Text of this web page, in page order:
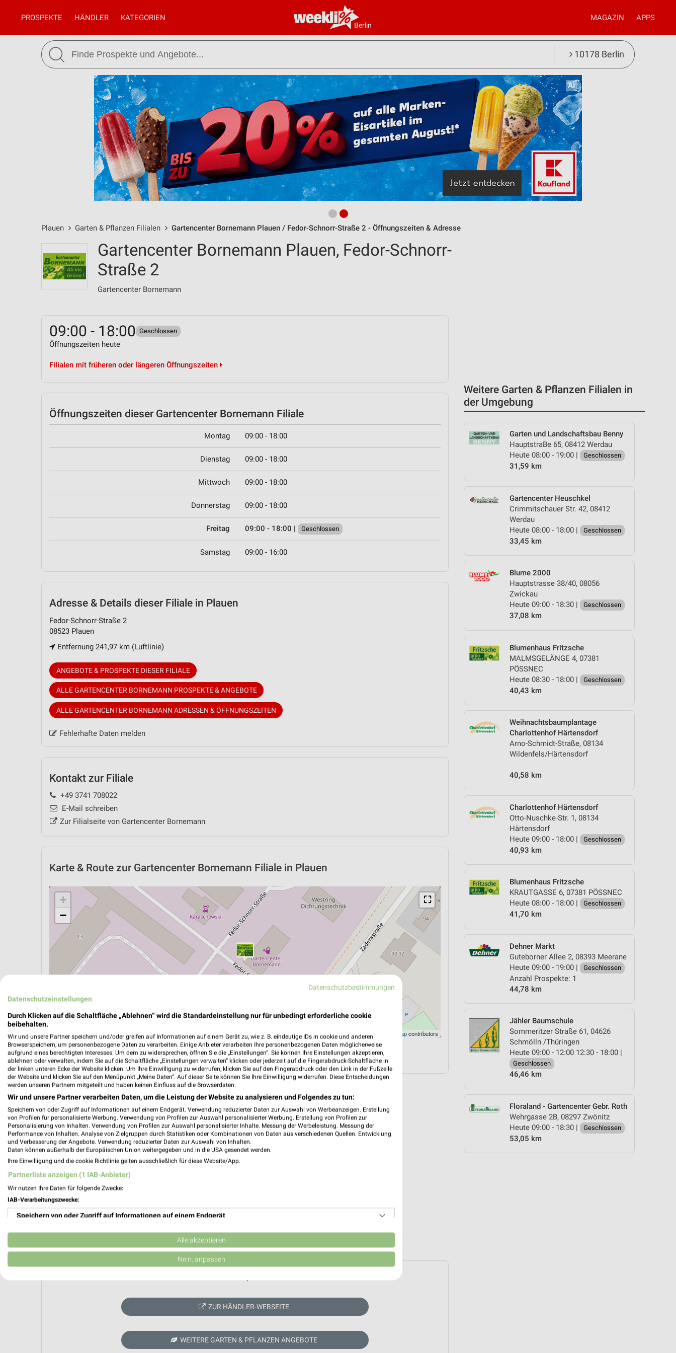
Berlin
PROSPEKTE HÄNDLER KATEGORIEN MAGAZIN APPS
10178 Berlin
Plauen Garten & Pflanzen Filialen Gartencenter Bornemann Plauen / Fedor-Schnorr-Straße 2 - Öffnungszeiten & Adresse
Weitere Garten & Pflanzen Filialen in
der Umgebung
Garten und Landschaftsbau Benny
HauptstraBe 65, 08412 Werdau
Heute 08:00 - 19:00 |
Geschlossen
31,59 km
Gartencenter Heuschkel
Crimmitschauer Str. 42, 08412
Werdau
Heute 08:00 - 18:00 |
Geschlossen
33,45 km
Blume 2000
Hauptstrasse 38/40, 08056
Zwickau
Heute 09:00 - 18:30 |
Geschlossen
37,08 km
Blumenhaus Fritzsche
MALMSGELÄNGE 4, 07381
PÖSSNEC
Heute 08:30 - 18:00 |
Geschlossen
40,43 km
Weihnachtsbaumplantage
Charlottenhof Härtensdorf
Arno-Schmidt-Straße, 08134
Wildenfels/Härtensdorf
40,58 km
Charlottenhof Härtensdorf
Otto-Nuschke-Str. 1, 08134
Härtensdorf
Heute 09:00 - 18:00 |
Geschlossen
40,93 km
Blumenhaus Fritzsche
KRAUTGASSE 6, 07381 PÖSSNEC
Heute 08:00 - 18:00 |
Geschlossen
41,70 km
Dehner Markt
Guteborner Allee 2, 08393 Meerane
Heute 09:00 - 19:00 |
Geschlossen
Anzahl Prospekte: 1
44,78 km
Jähler Baumschule
Sommeritzer Straße 61, 04626
Schmölln /Thüringen
Heute 09:00 - 12:00 12:30 - 18:00 |
Geschlossen
46,46 km
Floraland - Gartencenter Gebr. Roth
Wehrgasse 2B, 08297 Zwönitz
Heute 09:00 - 18:30 |
Geschlossen
53,05 km
Gartencenter Bornemann Plauen, Fedor-Schnorr-
Straße 2
Gartencenter Bornemann
09:00 - 18:00 Geschlossen
Öffnungszeiten heute
Filialen mit früheren oder längeren Öffnungszeiten
Öffnungszeiten dieser Gartencenter Bornemann Filiale
Montag 09:00 - 18:00
Dienstag 09:00 - 18:00
Mittwoch 09:00 - 18:00
Donnerstag 09:00 - 18:00
Freitag 09:00 - 18:00 | Geschlossen
Samstag 09:00 - 16:00
Adresse & Details dieser Filiale in Plauen
Fedor-Schnorr-Straße 2
08523 Plauen
Entfernung 241,97 km (Luftlinie)
ANGEBOTE & PROSPEKTE DIESER FILIALE
ALLE GARTENCENTER BORNEMANN PROSPEKTE & ANGEBOTE
ALLE GARTENCENTER BORNEMANN ADRESSEN & ÖFFNUNGSZEITEN
Fehlerhafte Daten melden
Kontakt zur Filiale
+49 3741 708022
E-Mail schreiben
Zur Filialseite von Gartencenter Bornemann
Karte & Route zur Gartencenter Bornemann Filiale in Plauen
⛶
+
−
Leaflet |©OpenStreetMapcontributors
ÖPNV ANZEIGEN LADESÄULEN ANZEIGEN NAVIGATION MIT GOOGLE/IOS MAPS
ZUR HÄNDLER-WEBSEITE
WEITERE GARTEN & PFLANZEN ANGEBOTE
Datenschutzbestimmungen
Datenschutzeinstellungen
Durch Klicken auf die Schaltfläche „Ablehnen“ wird die Standardeinstellung nur für unbedingt erforderliche cookie
beibehalten.
Wir und unsere Partner speichern und/oder greifen auf Informationen auf einem Gerät zu, wie z. B. eindeutige IDs in cookie und anderen
Browserspeichern, um personenbezogene Daten zu verarbeiten. Einige Anbieter verarbeiten Ihre personenbezogenen Daten möglicherweise
aufgrund eines berechtigten Interesses. Um dem zu widersprechen, öffnen Sie die „Einstellungen“. Sie können Ihre Einstellungen akzeptieren,
ablehnen oder verwalten, indem Sie auf die Schaltfläche „Einstellungen verwalten“ klicken oder jederzeit auf die Fingerabdruck-Schaltfläche in
der linken unteren Ecke der Website klicken. Um Ihre Einwilligung zu widerrufen, klicken Sie auf den Fingerabdruck oder den Link in der Fußzeile
der Website und klicken Sie auf den Menüpunkt „Meine Daten“. Auf dieser Seite können Sie Ihre Einwilligung widerrufen. Diese Entscheidungen
werden unseren Partnern mitgeteilt und haben keinen Einfluss auf die Browserdaten.
Wir und unsere Partner verarbeiten Daten, um die Leistung der Website zu analysieren und Folgendes zu tun:
Speichern von oder Zugriff auf Informationen auf einem Endgerät. Verwendung reduzierter Daten zur Auswahl von Werbeanzeigen. Erstellung
von Profilen für personalisierte Werbung. Verwendung von Profilen zur Auswahl personalisierter Werbung. Erstellung von Profilen zur
Personalisierung von Inhalten. Verwendung von Profilen zur Auswahl personalisierter Inhalte. Messung der Werbeleistung. Messung der
Performance von Inhalten. Analyse von Zielgruppen durch Statistiken oder Kombinationen von Daten aus verschiedenen Quellen. Entwicklung
und Verbesserung der Angebote. Verwendung reduzierter Daten zur Auswahl von Inhalten.
Daten können außerhalb der Europäischen Union weitergegeben und in die USA gesendet werden.
Ihre Einwilligung und die cookie Richtlinie gelten ausschließlich für diese Website/App.
Partnerliste anzeigen (1 IAB-Anbieter)
Wir nutzen Ihre Daten für folgende Zwecke:
IAB-Verarbeitungszwecke:
Speichern von oder Zugriff auf Informationen auf einem Endgerät
Verwendung reduzierter Daten zur Auswahl von Werbeanzeigen
Erstellung von Profilen für personalisierte Werbung
Erstellung von Profilen zur Personalisierung von Inhalten
Verwendung von Profilen zur Auswahl personalisierter Inhalte
Alle akzeptieren
Nein, anpassen